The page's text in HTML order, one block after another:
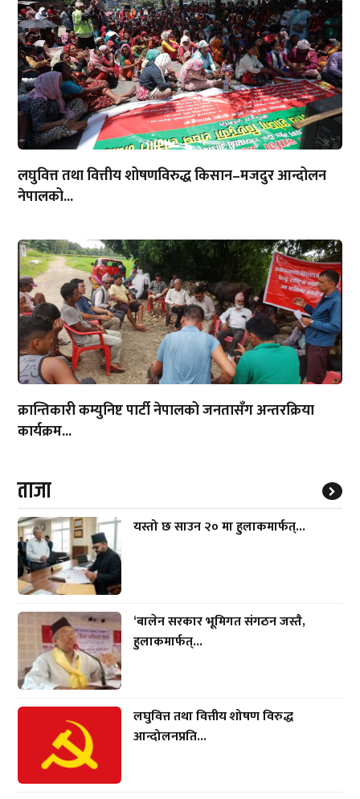
लघुवित्त तथा वित्तीय शोषणविरुद्ध किसान–मजदुर आन्दोलन
नेपालको...
क्रान्तिकारी कम्युनिष्ट पार्टी नेपालको जनतासँग अन्तरक्रिया
कार्यक्रम...
ताजा
यस्तो छ साउन २० मा हुलाकमार्फत्...
‘बालेन सरकार भूमिगत संगठन जस्तै,
हुलाकमार्फत्...
लघुवित्त तथा वित्तीय शोषण विरुद्ध
आन्दोलनप्रति...